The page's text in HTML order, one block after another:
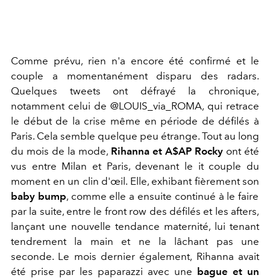
Comme prévu, rien n'a encore été confirmé et le
couple a momentanément disparu des radars.
Quelques tweets ont défrayé la chronique,
notamment celui de @LOUIS_via_ROMA, qui retrace
le début de la crise même en période de défilés à
Paris. Cela semble quelque peu étrange. Tout au long
du mois de la mode, Rihanna et A$AP Rocky ont été
vus entre Milan et Paris, devenant le it couple du
moment en un clin d'œil. Elle, exhibant fièrement son
baby bump, comme elle a ensuite continué à le faire
par la suite, entre le front row des défilés et les afters,
lançant une nouvelle tendance maternité, lui tenant
tendrement la main et ne la lâchant pas une
seconde. Le mois dernier également, Rihanna avait
été prise par les paparazzi avec une bague et un